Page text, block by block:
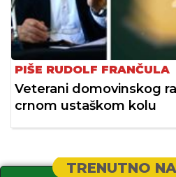
PIŠE RUDOLF FRANČULA
Veterani domovinskog
crnom ustaškom kolu
TRENUTNO